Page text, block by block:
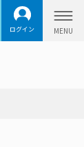
ログイン